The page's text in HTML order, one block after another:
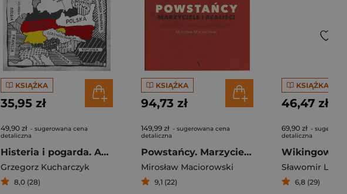
KSIĄŻKA
35,95 zł
49,90 zł - sugerowana cena
detaliczna
Histeria i pogarda. Antypolonizm w Republice Weimarskiej
Grzegorz Kucharczyk
8,0 (28)
KSIĄŻKA
94,73 zł
149,99 zł - sugerowana cena
detaliczna
Powstańcy. Marzyciele i realiści. Historia na nowo opowiedziana
Mirosław Maciorowski
9,1 (22)
KSIĄŻKA
46,47 zł
69,90 zł -
detaliczna
Wikingowie
Sławomir
6,8 (29)